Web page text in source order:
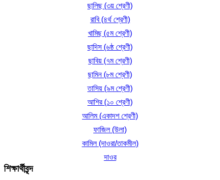
ছালিছ (৩য় শ্রেণী)
রাবি (৪র্থ শ্রেণী)
খামিছ (৫ম শ্রেণী)
ছাদিস (৬ষ্ঠ শ্রেণী)
ছাবিয় (৭ম শ্রেণী)
ছামিন (৮ম শ্রেণী)
তাসিয় (৯ম শ্রেণী)
আশির (১০ শ্রেণী)
আলিম (একাদশ শ্রেণী)
ফাজিল (উলা)
কামিল (দাওরা/তাকমীল)
দাওর
শিক্ষার্থীবৃন্দ